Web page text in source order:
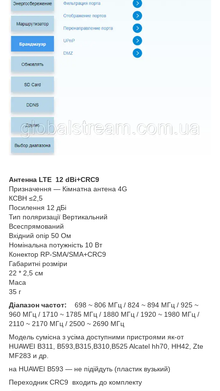
Антенна LTE 12 dBi+CRC9
Призначення — Кімнатна антена 4G
КСВН ≤2,5
Посилення 12 дБі
Тип поляризації Вертикальний
Всеспрямований
Вхідний опір 50 Ом
Номінальна потужність 10 Вт
Конектор RP-SMA/SMA+CRC9
Габаритні розміри
22 * 2,5 см
Маса
35 г
Діапазон частот:
698 ~ 806 МГц / 824 ~ 894 МГц / 925 ~
960 МГц / 1710 ~ 1785 МГц / 1880 МГц / 1920 ~ 1980 МГц /
2110 ~ 2170 МГц / 2500 ~ 2690 МГц
Модель сумісна з усіма доступними пристроями як-от
HUAWEI B311, B593,B315,B310,B525 Alcatel hh70, HH42, Zte
MF283 и др.
на HUAWEI B593 — не підійдуть (пластик вузький)
Переходник CRC9 входить до комплекту